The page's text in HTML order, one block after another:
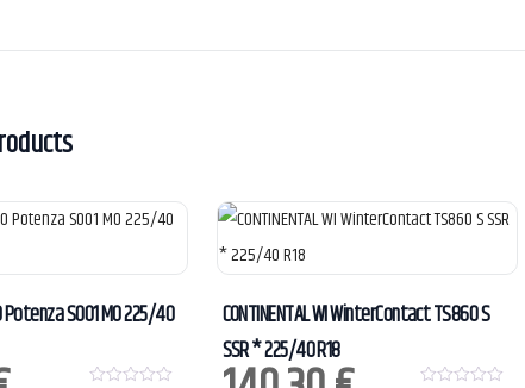
Potenza S001 MO 225/40
CONTINENTAL WI WinterContact TS860 S
SSR * 225/40 R18